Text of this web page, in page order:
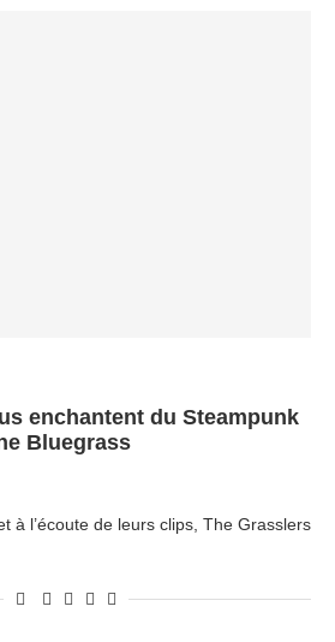
enchantent du Steampunk
Bluegrass
à l’écoute de leurs clips, The Grasslers